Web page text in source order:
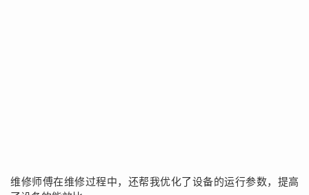
维修师傅在维修过程中，还帮我优化了设备的运行参数，提高